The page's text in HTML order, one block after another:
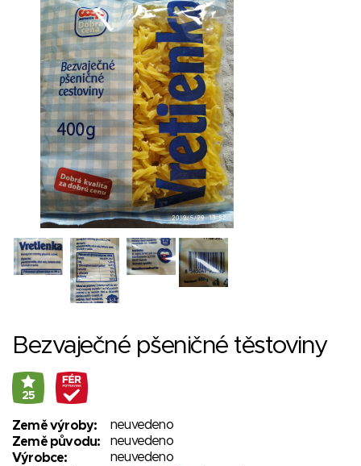
Bezvaječné pšeničné těstoviny
25
Země výroby:
neuvedeno
Země původu:
neuvedeno
Výrobce:
neuvedeno